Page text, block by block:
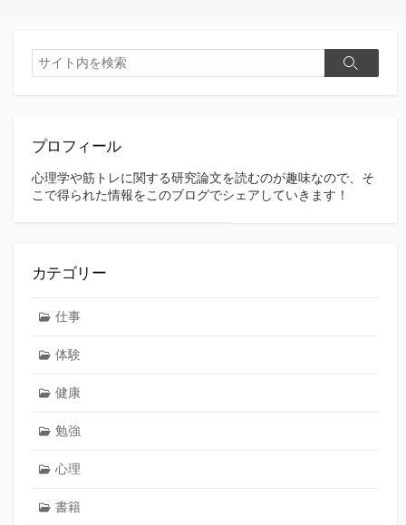
検
索
検
プロフィール
心理学や筋トレに関する研究論文を読むのが趣味なので、そ
こで得られた情報をこのブログでシェアしていきます！
カテゴリー
仕事
体験
健康
勉強
心理
書籍